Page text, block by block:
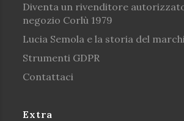
Diventa un rivenditore
negozio Corlù 1979
Lucia Semola e la storia del
Strumenti GDPR
Contattaci
Extra